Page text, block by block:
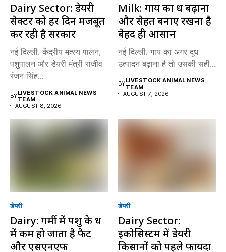
Dairy Sector: डेयरी
सेक्टर को हर दिन मजबूत
कर रही है सरकार
नई दिल्ली. केंद्रीय मत्स्य पालन,
पशुपालन और डेयरी मंत्री राजीव
रंजन सिंह...
BYLIVESTOCK ANIMAL NEWS
TEAM
AUGUST 8, 2026
Milk: गाय का दूध बढ़ाना
और सेहत बनाए रखना है
बेहद ही आसान
नई दिल्ली. गाय का अगर दूध
उत्पादन बढ़ाना है तो उसकी सही...
BYLIVESTOCK ANIMAL NEWS
TEAM
AUGUST 7, 2026
डेयरी
Dairy: गर्मी में पशु के दूध
में कम हो जाता है फैट
और एसएनएफ
डेयरी
Dairy Sector:
इकोसिस्टम में डेयरी
किसानों को पहले फायदा